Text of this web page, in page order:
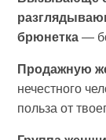
брюнетка —
Продажную
нечестного
польза от